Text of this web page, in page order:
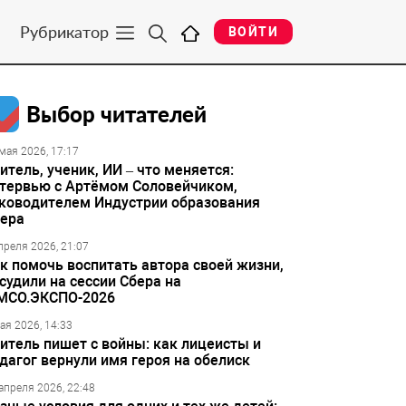
Рубрикатор ВОЙТИ
Выбор читателей
2026, 17:17
ученик, ИИ – что меняется:
с Артёмом Соловейчиком,
Индустрии образования
2026, 21:07
помочь воспитать автора своей жизни,
на сессии Сбера на
2026
2026, 14:33
пишет с войны: как лицеисты и
вернули имя героя на обелиск
2026, 22:48